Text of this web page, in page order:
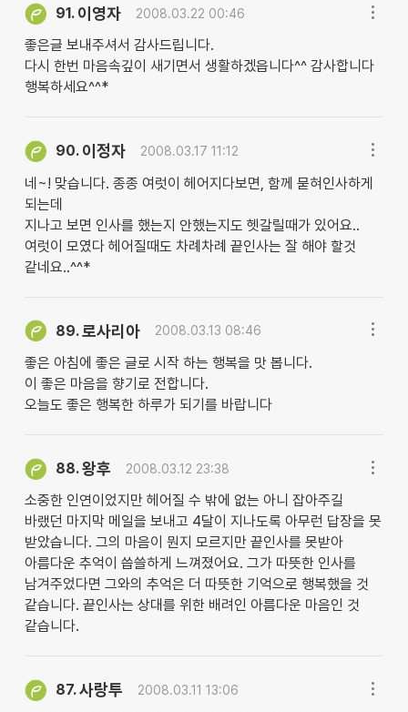
91. 이영자 2008.03.22 00:46
좋은글 보내주셔서 감사드립니다.
다시 한번 마음속깊이 새기면서 생활하겠읍니다^^ 감사합니다
행복하세요^^*
90. 이정자 2008.03.17 11:12
네~! 맞습니다. 종종 여럿이 헤어지다보면, 함께 묻혀인사하게
되는데
지나고 보면 인사를 했는지 안했는지도 헷갈릴때가 있어요..
여럿이 모였다 헤어질때도 차례차례 끝인사는 잘 해야 할것
같네요..^^*
89.로사리아 2008.03.13 08:46
좋은 아침에 좋은 글로 시작 하는 행복을 맛 봅니다.
이 좋은 마음을 향기로 전합니다.
오늘도 좋은 행복한 하루가 되기를 바랍니다
88.왕후 2008.03.12 23:38
소중한 인연이었지만 헤어질 수 밖에 없는 아니 잡아주길
바랬던 마지막 메일을 보내고 4달이 지나도록 아무런 답장을 못
받았습니다. 그의 마음이 뭔지 모르지만 끝인사를 못받아
아름다운 추억이 씁쓸하게 느껴졌어요. 그가 따뜻한 인사를
남겨주었다면 그와의 추억은 더 따뜻한 기억으로 행복했을 것
같습니다. 끝인사는 상대를 위한 배려인 아름다운 마음인 것
같습니다.
87.사랑투 2008.03.11 13:06